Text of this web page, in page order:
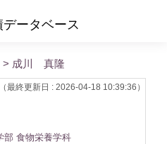
ータベース
> 成川 真隆
（最終更新日 : 2026-04-18 10:39:36）
部 食物栄養学科